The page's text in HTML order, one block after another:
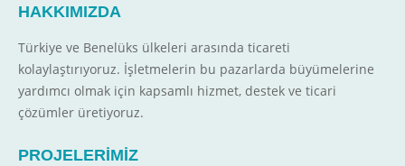
HAKKIMIZDA
Türkiye ve Benelüks ülkeleri arasında ticareti
kolaylaştırıyoruz. İşletmelerin bu pazarlarda büyümelerine
yardımcı olmak için kapsamlı hizmet, destek ve ticari
çözümler üretiyoruz.
PROJELERİMİZ